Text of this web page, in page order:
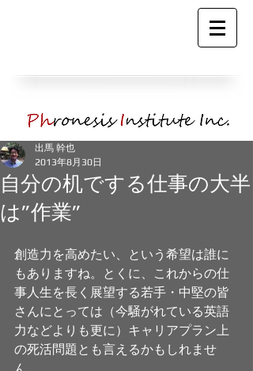
自分の机でする仕事の大半
は”作業”
出馬 幹也
2013年8月30日
創造力を高めたい、という希望は誰に
もありますね。とくに、これからの仕
事人生を長く展望する若手・中堅の皆
さんにとっては（今騒がれている英語
力などよりも更に）キャリアプラン上
の死活問題とも言えるかもしれませ